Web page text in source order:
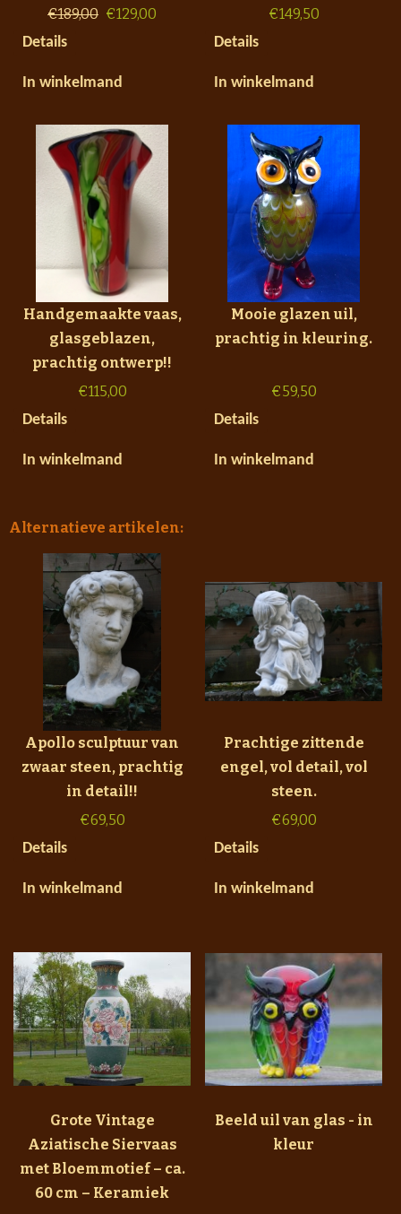
€189,00 €129,00
Details
In winkelmand
€149,50
Details
In winkelmand
Handgemaakte vaas,
glasgeblazen,
prachtig ontwerp!!
€115,00
Details
In winkelmand
Mooie glazen uil,
prachtig in kleuring.
€59,50
Details
In winkelmand
Alternatieve artikelen:
Apollo sculptuur van
zwaar steen, prachtig
in detail!!
€69,50
Details
In winkelmand
Prachtige zittende
engel, vol detail, vol
steen.
€69,00
Details
In winkelmand
Grote Vintage
Aziatische Siervaas
met Bloemmotief – ca.
60 cm – Keramiek
Beeld uil van glas - in
kleur